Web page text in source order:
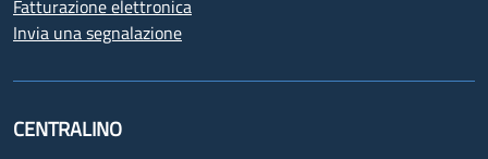
Fatturazione elettronica
Invia una segnalazione
CENTRALINO